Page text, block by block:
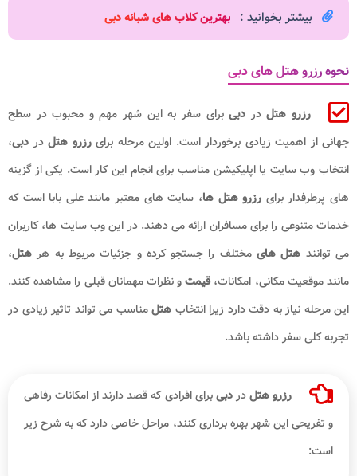
بیشتر بخوانید : بهترین کلاب های شبانه دبی
نحوه رزرو هتل های دبی
رزرو هتلدر دبیبرای سفر به این شهر مهم و محبوب در سطح
جهانی از اهمیت زیادی برخوردار است. اولین مرحله برایرزرو هتلدر دبی،
انتخاب وب سایت یا اپلیکیشن مناسب برای انجام این کار است. یکی از گزینه
های پرطرفدار برای رزرو هتل ها، سایت های معتبر مانند علی بابا است که
خدمات متنوعی را برای مسافران ارائه می دهند. در این وب سایت ها، کاربران
می توانند هتل هایمختلف را جستجو کرده و جزئیات مربوط به هر هتل،
مانند موقعیت مکانی، امکانات،قیمتو نظرات مهمانان قبلی را مشاهده کنند.
این مرحله نیاز به دقت دارد زیرا انتخاب هتلمناسب می تواند تاثیر زیادی در
تجربه کلی سفر داشته باشد.
رزرو هتلدردبیبرای افرادی که قصد دارند از امکانات رفاهی
و تفریحی این شهر بهره برداری کنند، مراحل خاصی دارد که به شرح زیر
است: